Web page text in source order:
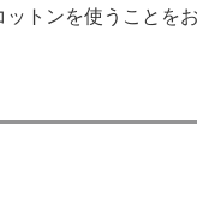
トンを使うことを